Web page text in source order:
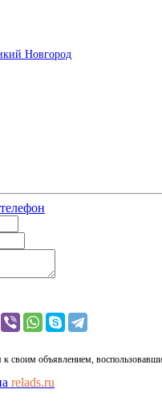
Новгород
своим объявлением,
relads.ru